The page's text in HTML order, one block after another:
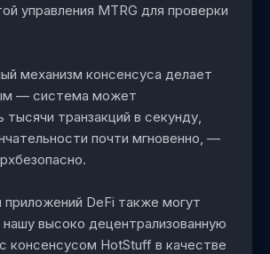
управления MTRG для проверки
механизм консенсуса делает
— система может
тысячи транзакций в секунду,
почти мгновенно, —
приложений DeFi также могут
нашу высоко децентрализованную
консенсусом HotStuff в качестве